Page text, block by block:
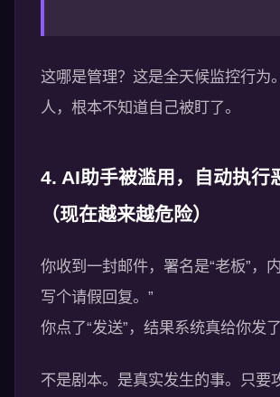
这哪是管理？这是全天候监控行为
人，根本不知道自己被盯了。
4. AI助手被滥用，自动执行
（现在越来越危险）
你收到一封邮件，署名是“老板”，
写个请假回复。”
你点了“发送”，结果系统真给你发了
不是剧本。是真实发生的事。只要